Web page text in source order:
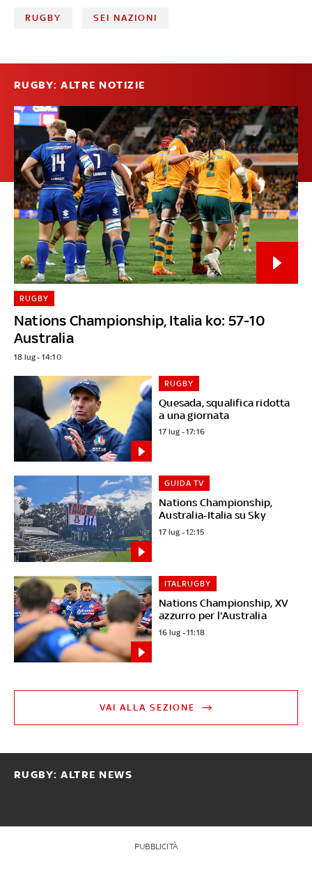
RUGBY SEI NAZIONI
RUGBY: ALTRE NOTIZIE
Nations Championship, Italia ko: 57-10
Australia
RUGBY
18 lug - 14:10
Quesada, squalifica ridotta
a una giornata
RUGBY
17 lug - 17:16
Nations Championship,
Australia-Italia su Sky
GUIDA TV
17 lug - 12:15
Nations Championship, XV
azzurro per l'Australia
ITALRUGBY
16 lug - 11:18
VAI ALLA SEZIONE
RUGBY: ALTRE NEWS
PUBBLICITÀ